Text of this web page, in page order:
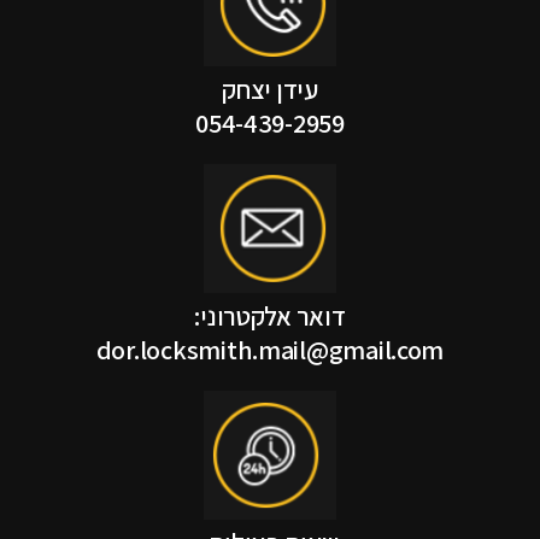
עידן יצחק
054-439-2959
דואר אלקטרוני:
dor.locksmith.mail@gmail.com